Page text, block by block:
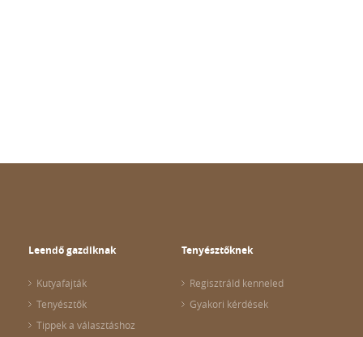
Leendő gazdiknak
Kutyafajták
Tenyésztők
Tippek a választáshoz
Tenyésztőknek
Regisztráld kenneled
Gyakori kérdések